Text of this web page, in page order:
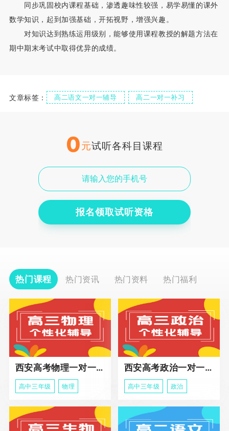
同步巩固校内课程基础，渗透趣味性较强，易学易懂的课外
数学知识，起到加强基础，开拓视野，增强兴趣。
对知识达到熟练运用级别，能够使用课程教授的解题方法在
期中期末考试中取得优异的成绩。
文章标签： 高二语文一对一辅导 高二一对一补习
0元试听各科目课程
报名领取试听资格
热门课程 热门资讯 热门资料 热门福利
西安高考物理一对一辅导课程
高中三年级 物理
西安高考政治一对一辅导课程
高中三年级 政治